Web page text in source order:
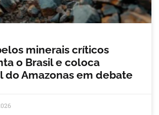
minerais críticos
o Brasil e coloca
do Amazonas em debate